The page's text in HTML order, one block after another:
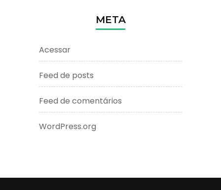
META
Acessar
Feed de posts
Feed de comentários
WordPress.org